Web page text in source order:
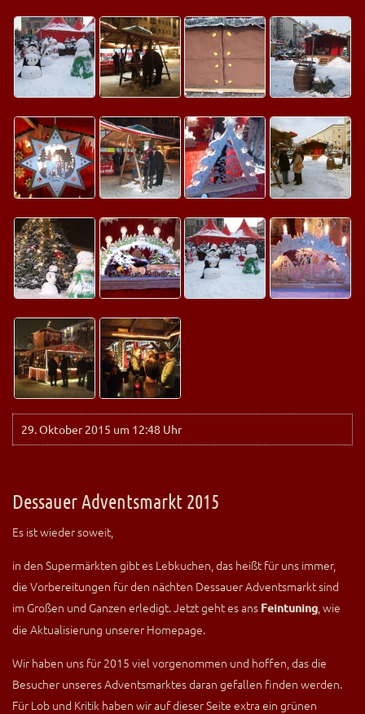
29. Oktober 2015 um 12:48 Uhr
Dessauer Adventsmarkt 2015
Es ist wieder soweit,
in den Supermärkten gibt es Lebkuchen, das heißt für uns immer,
die Vorbereitungen für den nächten Dessauer Adventsmarkt sind
im Großen und Ganzen erledigt. Jetzt geht es ans Feintuning, wie
die Aktualisierung unserer Homepage.
Wir haben uns für 2015 viel vorgenommen und hoffen, das die
Besucher unseres Adventsmarktes daran gefallen finden werden.
Für Lob und Kritik haben wir auf dieser Seite extra ein grünen